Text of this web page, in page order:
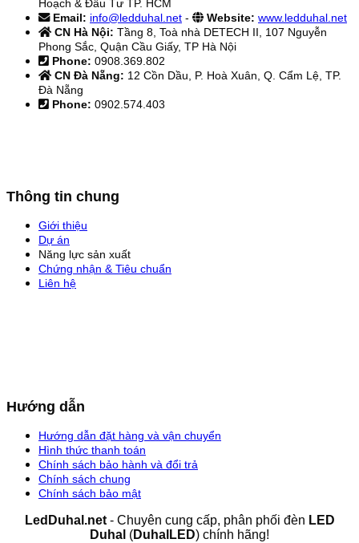
Hoạch & Đầu Tư TP. HCM
Email: info@ledduhal.net - Website: www.ledduhal.net
CN Hà Nội: Tầng 8, Toà nhà DETECH II, 107 Nguyễn
Phong Sắc, Quận Cầu Giấy, TP Hà Nội
Phone: 0908.369.802
CN Đà Nẵng: 12 Cồn Dầu, P. Hoà Xuân, Q. Cẩm Lệ, TP.
Đà Nẵng
Phone: 0902.574.403
Thông tin chung
Giới thiệu
Dự án
Năng lực sản xuất
Chứng nhận & Tiêu chuẩn
Liên hệ
Hướng dẫn
Hướng dẫn đặt hàng và vận chuyển
Hình thức thanh toán
Chính sách bảo hành và đổi trả
Chính sách chung
Chính sách bảo mật
LedDuhal.net- Chuyên cung cấp, phân phối đèn LED
Duhal (DuhalLED) chính hãng!